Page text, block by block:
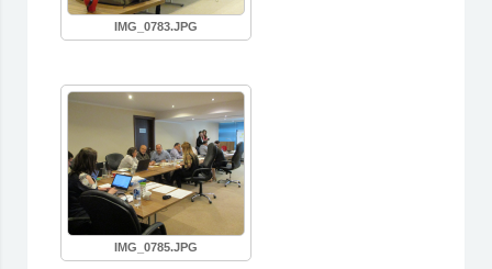
IMG_0783.JPG
IMG_0785.JPG